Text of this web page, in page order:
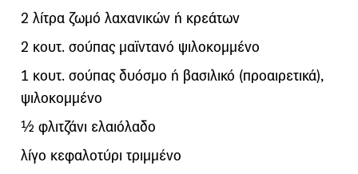
2 λίτρα ζωμό λαχανικών ή κρεάτων
2 κουτ. σούπας μαϊντανό ψιλοκομμένο
1 κουτ. σούπας δυόσμο ή βασιλικό (προαιρετικά),
ψιλοκομμένο
½ φλιτζάνι ελαιόλαδο
λίγο κεφαλοτύρι τριμμένο